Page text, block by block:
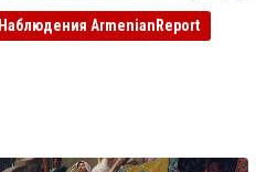
Наблюдения ArmenianReport